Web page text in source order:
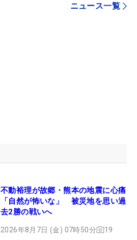
ニュース一覧
不動裕理が故郷・熊本の地震に心痛
「自然が怖いな」 被災地を思い過
去2勝の戦いへ
2026年8月7日 (金) 07時50分 19